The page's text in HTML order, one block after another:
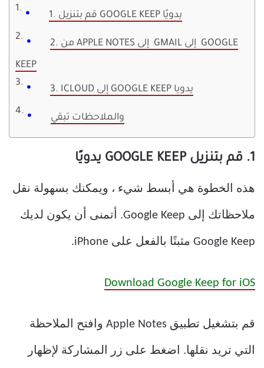
1. قم بتنزيل GOOGLE KEEP يدويًا
2. من APPLE NOTES إلى GMAIL إلى GOOGLE
KEEP
3. ICLOUD إلى GOOGLE KEEP يدويا
والملاحظات تبقي
1. قم بتنزيل GOOGLE KEEP يدويًا
هذه الخطوة هي أبسط شيء ، ويمكنك بسهولة نقل
ملاحظاتك إلى Google Keep. أتمنى أن يكون لديك
Google Keep مثبتًا بالفعل على iPhone.
Download Google Keep for iOS
قم بتشغيل تطبيق Apple Notes وافتح الملاحظة
التي تريد نقلها. اضغط على زر المشاركة لإظهار